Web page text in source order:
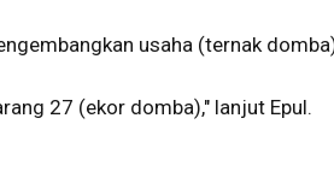
usaha (ternak
27 (ekor domba)," lanjut Epul.